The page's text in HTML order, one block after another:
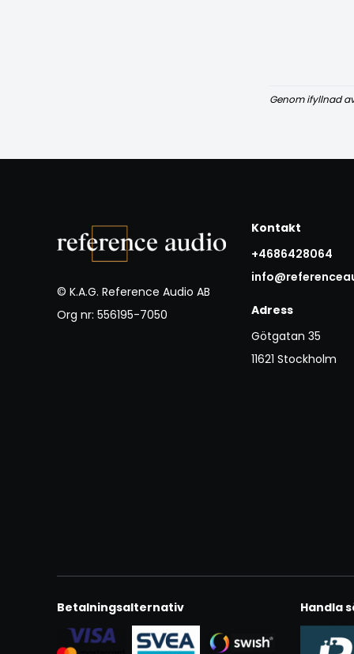
Genom ifyllnad
© K.A.G. Reference Audio AB
Org nr: 556195-7050
Kontakt
+4686428064
Adress
Götgatan 35
11621 Stockholm
Betalningsalternativ Handla